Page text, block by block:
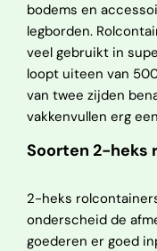
bodems en
legborden.
veel gebruikt in
loopt uiteen van
van twee zijden
vakkenvullen erg
Soorten 2-heks
2-heks
onderscheid de
goederen er goed